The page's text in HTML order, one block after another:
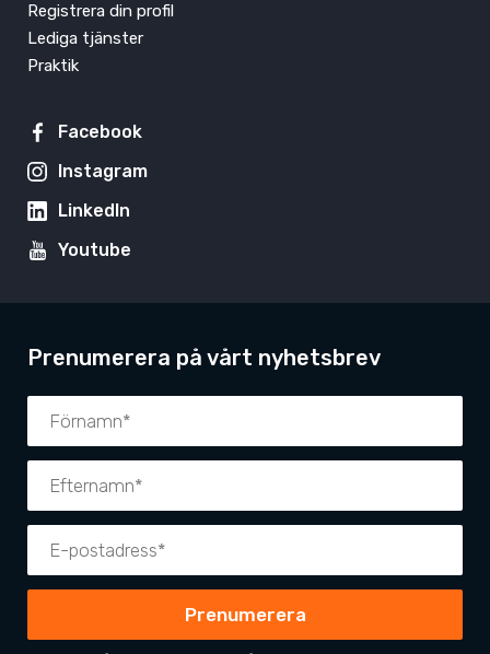
Registrera din profil
Lediga tjänster
Praktik
Facebook
Instagram
LinkedIn
Youtube
Prenumerera på vårt nyhetsbrev